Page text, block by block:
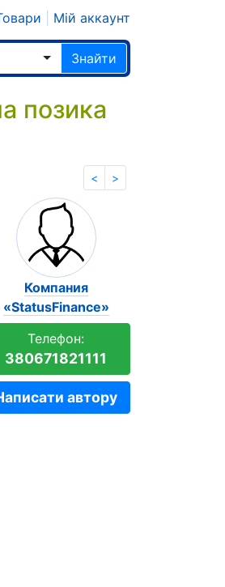
Мій аккаунт
Знайти
позика
< >
Компания
«StatusFinance»
Телефон:
380671821111
автору